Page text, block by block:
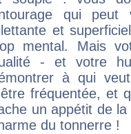
qui
et
mental. Mais
- et votre
à qui
fréquentée, et
un appétit de
du tonnerre !